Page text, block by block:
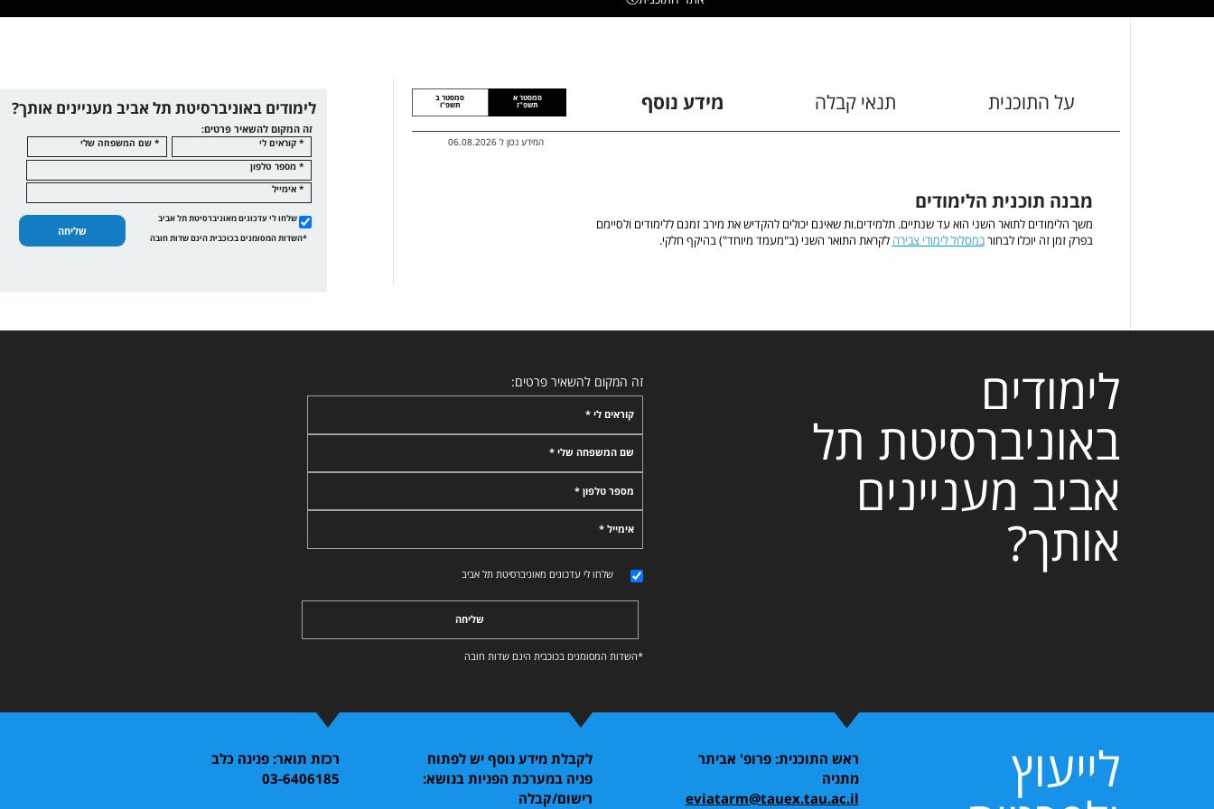
סמסטר א
תשפ"ז
סמסטר ב
תשפ"ו
המידע נכון ל 06.08.2026
על התוכנית תנאי קבלה מידע נוסף
מבנה תוכנית הלימודים
משך הלימודים לתואר השני הוא עד שנתיים. תלמידים.ות שאינם יכולים להקדיש את מירב זמנם ללימודים ולסיימם
בפרק זמן זה יוכלו לבחורבמסלול לימודי צבירה לקראת התואר השני (ב"מעמד מיוחד") בהיקף חלקי.
לימודים באוניברסיטת תל אביב מעניינים אותך?
זה המקום להשאיר פרטים:
* קוראים לי
* שם המשפחה שלי
* מספר טלפון
* אימייל
שלחו לי עדכונים מאוניברסיטת תל אביב
שליחה
*השדות המסומנים בכוכבית הינם שדות חובה
לימודים
באוניברסיטת תל
אביב מעניינים
אותך?
זה המקום להשאיר פרטים:
קוראים לי *
שם המשפחה שלי *
מספר טלפון *
אימייל *
שלחו לי עדכונים מאוניברסיטת תל אביב
שליחה
*השדות המסומנים בכוכבית הינם שדות חובה
לייעוץ
ראש התוכנית: פרופ' אביתר
מתניה
eviatarm@tauex.tau.ac.il
לקבלת מידע נוסף יש לפתוח
פניה במערכת הפניות בנושא:
רישום/קבלה
רכזת תואר: פנינה כלב
03-6406185